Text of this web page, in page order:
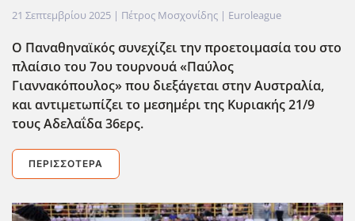
21 Σεπτεμβρίου 2025 | Πέτρος Μοσχονίδης | Euroleague
Ο Παναθηναϊκός συνεχίζει την προετοιμασία του στο
πλαίσιο του 7ου τουρνουά «Παύλος
Γιαννακόπουλος» που διεξάγεται στην Αυστραλία,
και αντιμετωπίζει το μεσημέρι της Κυριακής 21/9
τους Αδελαΐδα 36ερς.
ΠΕΡΙΣΣΌΤΕΡΑ